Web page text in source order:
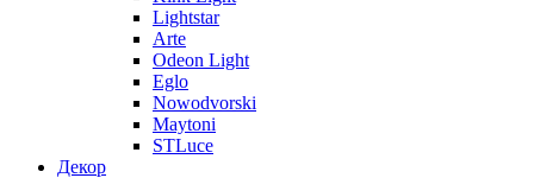
Lightstar
Arte
Odeon Light
Eglo
Nowodvorski
Maytoni
STLuce
Декор